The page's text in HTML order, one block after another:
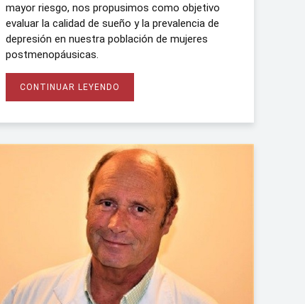
mayor riesgo, nos propusimos como objetivo
evaluar la calidad de sueño y la prevalencia de
depresión en nuestra población de mujeres
postmenopáusicas.
CONTINUAR LEYENDO